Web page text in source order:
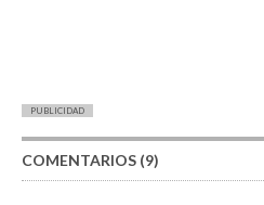
PUBLICIDAD
COMENTARIOS (9)